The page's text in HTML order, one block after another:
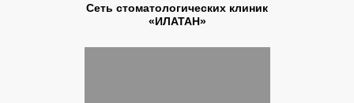
Сеть стоматологических клиник
«ИЛАТАН»